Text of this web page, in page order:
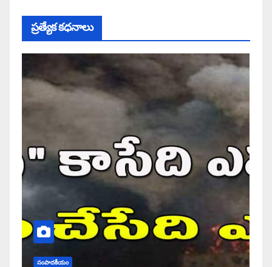
ప్రత్యేక కధనాలు
సంపాదకీయం